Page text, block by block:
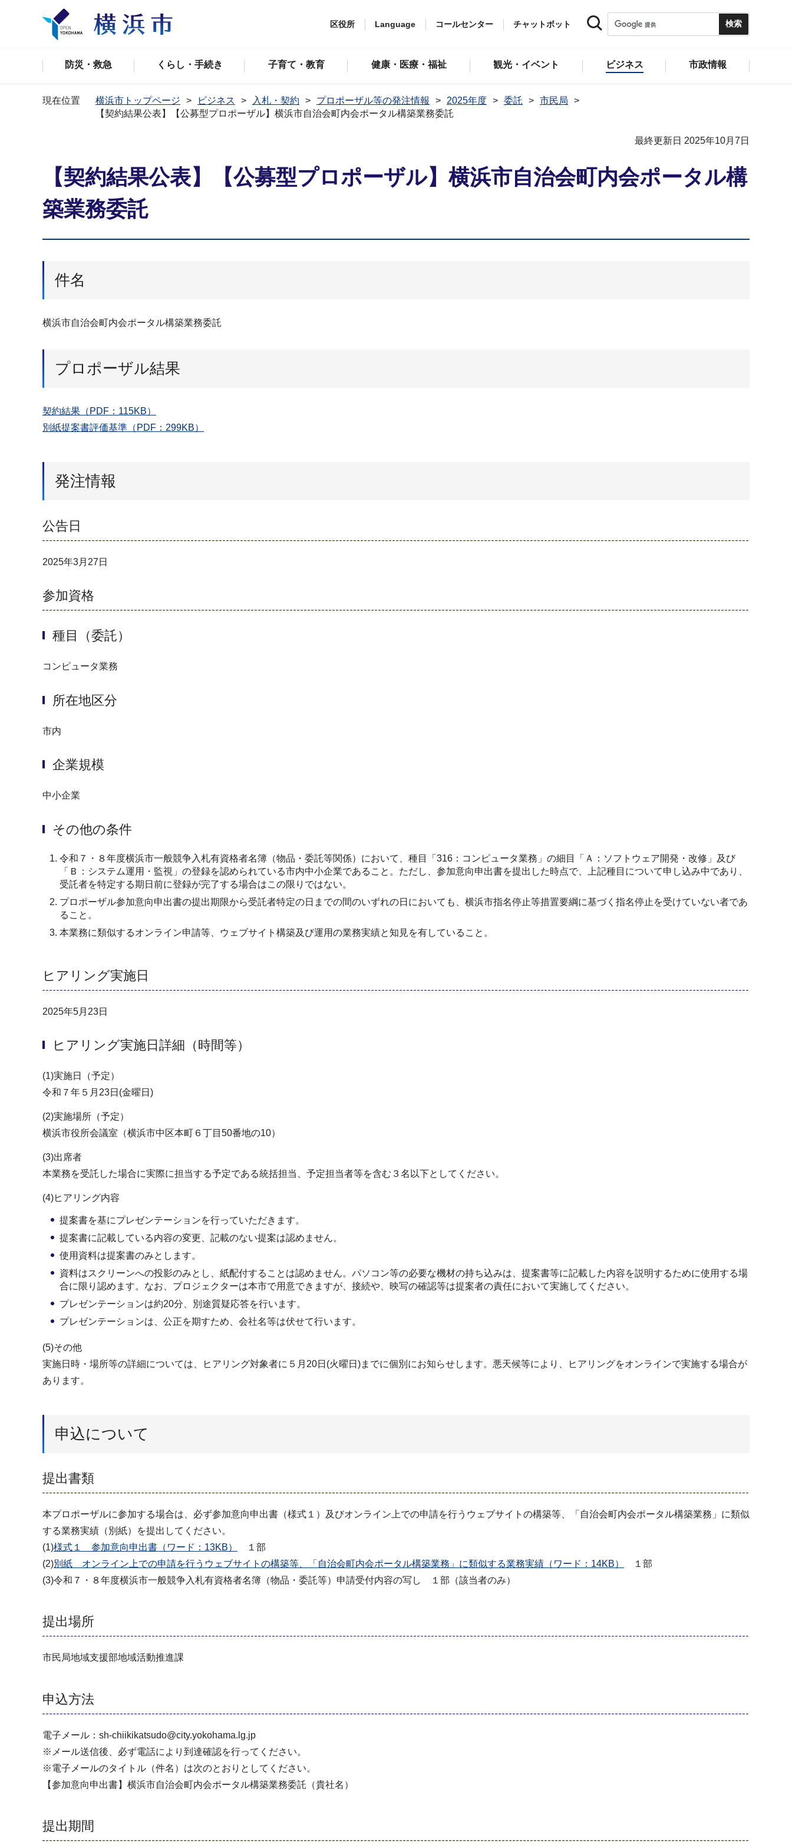
区役所 Language コールセンター チャットボット
防災・救急 くらし・手続き 子育て・教育 健康・医療・福祉 観光・イベント ビジネス 市政情報
現在位置 横浜市トップページ ビジネス 入札・契約 プロポーザル等の発注情報 2025年度 委託
市民局
【契約結果公表】【公募型プロポーザル】横浜市自治会町内会ポータル構築業務委託
最終更新日 2025年10月7日
【契約結果公表】【公募型プロポーザル】横浜市自治会町内会ポータル構
築業務委託
件名
横浜市自治会町内会ポータル構築業務委託
プロポーザル結果
契約結果（PDF：115KB）
別紙提案書評価基準（PDF：299KB）
発注情報
公告日
2025年3月27日
参加資格
種目（委託）
コンピュータ業務
所在地区分
市内
企業規模
中小企業
その他の条件
令和７・８年度横浜市一般競争入札有資格者名簿（物品・委託等関係）において、種目「316：コンピュータ業務」の細目「Ａ：ソフトウェア開発・改修」及び
「Ｂ：システム運用・監視」の登録を認められている市内中小企業であること。ただし、参加意向申出書を提出した時点で、上記種目について申し込み中であり、
受託者を特定する期日前に登録が完了する場合はこの限りではない。
プロポーザル参加意向申出書の提出期限から受託者特定の日までの間のいずれの日においても、横浜市指名停止等措置要綱に基づく指名停止を受けていない者であ
ること。
本業務に類似するオンライン申請等、ウェブサイト構築及び運用の業務実績と知見を有していること。
ヒアリング実施日
2025年5月23日
ヒアリング実施日詳細（時間等）
(1)実施日（予定）
令和７年５月23日(金曜日)
(2)実施場所（予定）
横浜市役所会議室（横浜市中区本町６丁目50番地の10）
(3)出席者
本業務を受託した場合に実際に担当する予定である統括担当、予定担当者等を含む３名以下としてください。
(4)ヒアリング内容
提案書を基にプレゼンテーションを行っていただきます。
提案書に記載している内容の変更、記載のない提案は認めません。
使用資料は提案書のみとします。
資料はスクリーンへの投影のみとし、紙配付することは認めません。パソコン等の必要な機材の持ち込みは、提案書等に記載した内容を説明するために使用する場
合に限り認めます。なお、プロジェクターは本市で用意できますが、接続や、映写の確認等は提案者の責任において実施してください。
プレゼンテーションは約20分、別途質疑応答を行います。
プレゼンテーションは、公正を期すため、会社名等は伏せて行います。
(5)その他
実施日時・場所等の詳細については、ヒアリング対象者に５月20日(火曜日)までに個別にお知らせします。悪天候等により、ヒアリングをオンラインで実施する場合が
あります。
申込について
提出書類
本プロポーザルに参加する場合は、必ず参加意向申出書（様式１）及びオンライン上での申請を行うウェブサイトの構築等、「自治会町内会ポータル構築業務」に類似
する業務実績（別紙）を提出してください。
(1)様式１ 参加意向申出書（ワード：13KB）
１部
(2)別紙 オンライン上での申請を行うウェブサイトの構築等、「自治会町内会ポータル構築業務」に類似する業務実績（ワード：14KB）
１部
(3)令和７・８年度横浜市一般競争入札有資格者名簿（物品・委託等）申請受付内容の写し １部（該当者のみ）
提出場所
市民局地域支援部地域活動推進課
申込方法
電子メール：sh-chiikikatsudo@city.yokohama.lg.jp
※メール送信後、必ず電話により到達確認を行ってください。
※電子メールのタイトル（件名）は次のとおりとしてください。
【参加意向申出書】横浜市自治会町内会ポータル構築業務委託（貴社名）
提出期間